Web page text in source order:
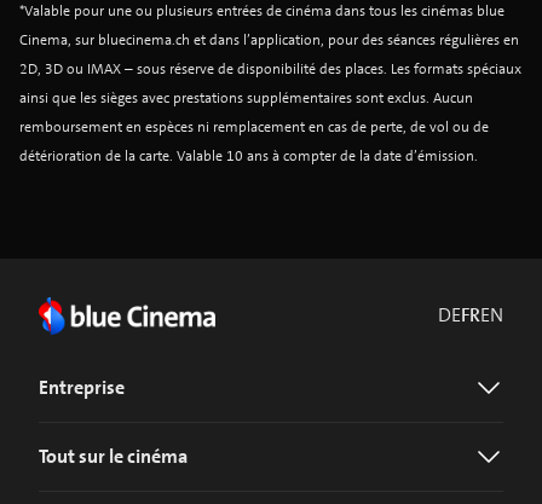
*Valable pour une ou plusieurs entrées de cinéma dans tous les cinémas blue
Cinema, sur bluecinema.ch et dans l’application, pour des séances régulières en
2D, 3D ou IMAX – sous réserve de disponibilité des places. Les formats spéciaux
ainsi que les sièges avec prestations supplémentaires sont exclus. Aucun
remboursement en espèces ni remplacement en cas de perte, de vol ou de
détérioration de la carte. Valable 10 ans à compter de la date d’émission.
DEFREN
Entreprise
Tout sur le cinéma